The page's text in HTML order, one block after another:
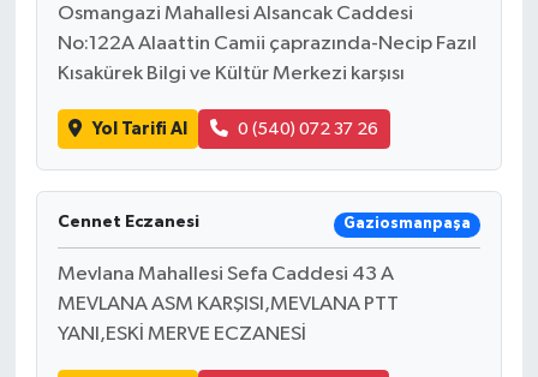
Osmangazi Mahallesi Alsancak Caddesi
No:122A Alaattin Camii çaprazında-Necip Fazıl
Kısakürek Bilgi ve Kültür Merkezi karşısı
Yol Tarifi Al 0 (540) 072 37 26
Cennet Eczanesi Gaziosmanpaşa
Mevlana Mahallesi Sefa Caddesi 43 A
MEVLANA ASM KARŞISI,MEVLANA PTT
YANI,ESKİ MERVE ECZANESİ